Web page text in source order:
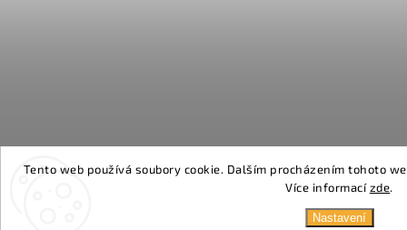
Tento web používá soubory cookie. Dalším procházením tohoto
Více informacízde.
Nastavení